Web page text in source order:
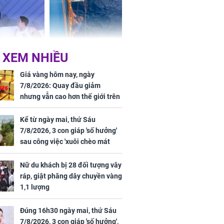
vợ giấu
có chồng,
nhưng
nghe mẹ
câu này
Ngư dân mất tích đã
được tìm thấy còn
sống sau 26 ngày lênh
đênh trên biển Thái
Bình Dương
thay tim,
minh sức
NHIỀU
Giá vàng hôm nay, ngày
7/8/2026: Quay đầu giảm
nhưng vẫn cao hơn thế giới trên
7 triệu đồng
Kể từ ngày mai, thứ Sáu
7/8/2026, 3 con giáp 'số hưởng'
sau công việc 'xuôi chèo mát
mái', tiền tài 'thu về như nước',
tình duyên viên mãn
Nữ du khách bị 28 đối tượng vây
ráp, giật phăng dây chuyền vàng
1,1 lượng
Đúng 16h30 ngày mai, thứ Sáu
7/8/2026, 3 con giáp 'số hưởng',